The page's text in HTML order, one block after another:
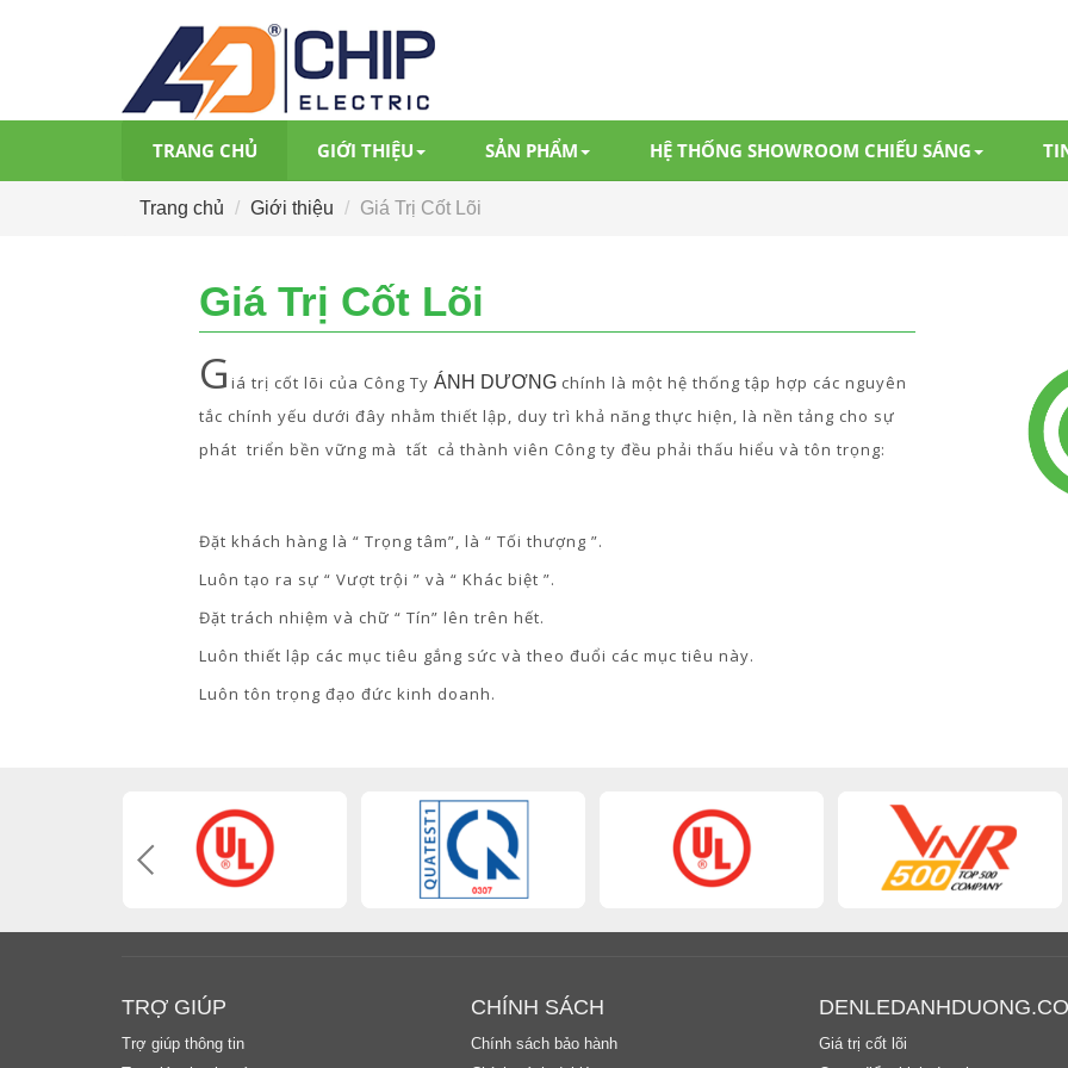
TRANG CHỦ GIỚI THIỆU SẢN PHẨM HỆ THỐNG SHOWROOM CHIẾU SÁNG
Trang chủ Giới thiệu Giá Trị Cốt Lõi
Giá Trị Cốt Lõi
G iá trị cốt lõi của Công Ty ÁNH DƯƠNG chính là một hệ thống tập hợp các nguyên
tắc chính yếu dưới đây nhằm thiết lập, duy trì khả năng thực hiện, là nền tảng cho sự
phát triển bền vững mà tất cả thành viên Công ty đều phải thấu hiểu và tôn trọng:
Đặt khách hàng là “ Trọng tâm”, là “ Tối thượng ”.
Luôn tạo ra sự “ Vượt trội ” và “ Khác biệt ”.
Đặt trách nhiệm và chữ “ Tín” lên trên hết.
Luôn thiết lập các mục tiêu gắng sức và theo đuổi các mục tiêu này.
Luôn tôn trọng đạo đức kinh doanh.
TRỢ GIÚP
Trợ giúp thông tin
CHÍNH SÁCH
Chính sách bảo hành
Giá trị cốt lõi